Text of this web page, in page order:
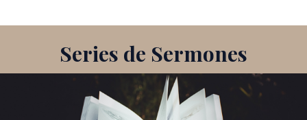
Series de Sermones